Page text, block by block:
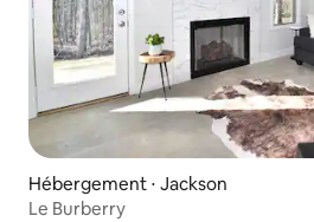
Hébergement ⋅ Jackson
Le Burberry